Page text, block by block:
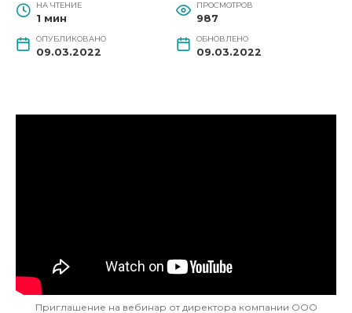
НА ЧТЕНИЕ
1 мин
ПРОСМОТРОВ
987
ОПУБЛИКОВАНО
09.03.2022
ОБНОВЛЕНО
09.03.2022
Приглашение на вебинар от директора компании ООО